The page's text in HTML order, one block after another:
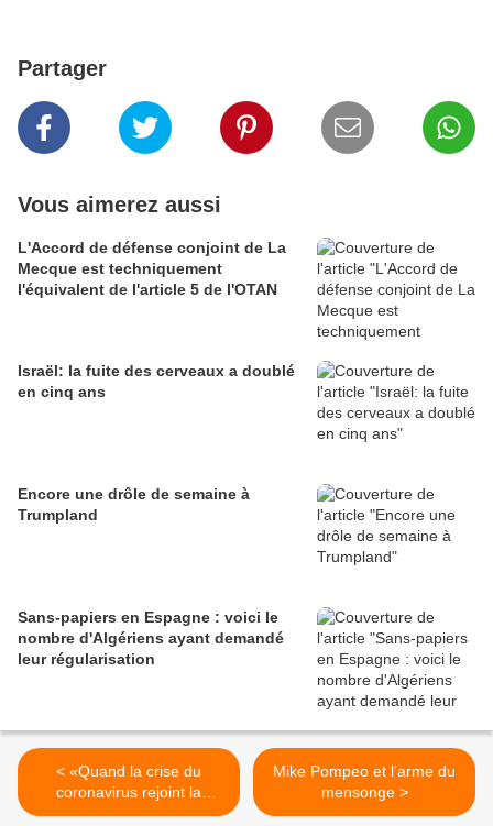
Partager
Vous aimerez aussi
L'Accord de défense conjoint de La
Mecque est techniquement
l'équivalent de l'article 5 de l'OTAN
Israël: la fuite des cerveaux a doublé
en cinq ans
Encore une drôle de semaine à
Trumpland
Sans-papiers en Espagne : voici le
nombre d'Algériens ayant demandé
leur régularisation
< «Quand la crise du
coronavirus rejoint la
géopolitique mondiale»
Mike Pompeo et l’arme du
mensonge >